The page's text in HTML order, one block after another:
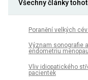
Všechny články
Poranění velkých
Význam sonografie
endometriu
Vliv idiopatického
pacientek